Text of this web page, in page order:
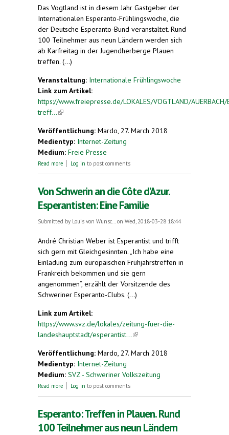
Das Vogtland ist in diesem Jahr Gastgeber der
Internationalen Esperanto-Frühlingswoche, die
der Deutsche Esperanto-Bund veranstaltet. Rund
100 Teilnehmer aus neun Ländern werden sich
ab Karfreitag in der Jugendherberge Plauen
treffen. (...)
Veranstaltung: Internationale Frühlingswoche
Link zum Artikel:
https://www.freiepresse.de/LOKALES/VOGTLAND/
treff...(link is external)
Veröffentlichung: Mardo, 27. March 2018
Medientyp: Internet-Zeitung
Medium: Freie Presse
Read more about Esperantisten treffen sich im Vogtland. Rund
Log in to post comments
Von Schwerin an die Côte d’Azur.
Esperantisten: Eine Familie
Submitted by Louis von Wunsc... on Wed, 2018-03-28 18:44
André Christian Weber ist Esperantist und trifft
sich gern mit Gleichgesinnten. „Ich habe eine
Einladung zum europäischen Frühjahrstreffen in
Frankreich bekommen und sie gern
angenommen“, erzählt der Vorsitzende des
Schweriner Esperanto-Clubs. (...)
Link zum Artikel:
https://www.svz.de/lokales/zeitung-fuer-die-
landeshauptstadt/esperantist...(link is external)
Veröffentlichung: Mardo, 27. March 2018
Medientyp: Internet-Zeitung
Medium: SVZ - Schweriner Volkszeitung
Read more about Von Schwerin an die Côte d’Azur.
Log in to post comments
Esperanto: Treffen in Plauen. Rund
100 Teilnehmer aus neun Ländern